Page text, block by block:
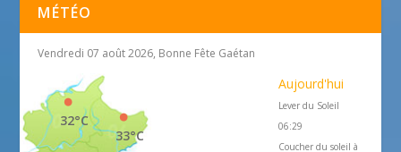
MÉTÉO
Vendredi 07 août 2026, Bonne Fête Gaétan
33°C
32°C
Aujourd'hui
Lever du Soleil
06:29
Coucher du soleil à